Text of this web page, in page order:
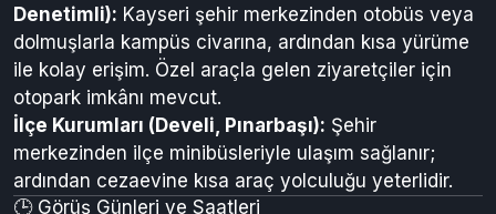
Denetimli): Kayseri şehir merkezinden otobüs veya
dolmuşlarla kampüs civarına, ardından kısa yürüme
ile kolay erişim. Özel araçla gelen ziyaretçiler için
otopark imkânı mevcut.
İlçe Kurumları (Develi, Pınarbaşı): Şehir
merkezinden ilçe minibüsleriyle ulaşım sağlanır;
ardından cezaevine kısa araç yolculuğu yeterlidir.
🕒 Görüş Günleri ve Saatleri